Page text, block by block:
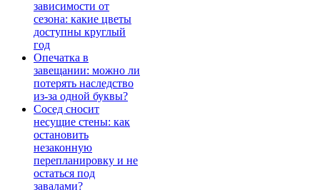
зависимости от
сезона: какие цветы
доступны круглый
год
Опечатка в
завещании: можно ли
потерять наследство
из-за одной буквы?
Сосед сносит
несущие стены: как
остановить
незаконную
перепланировку и не
остаться под
завалами?